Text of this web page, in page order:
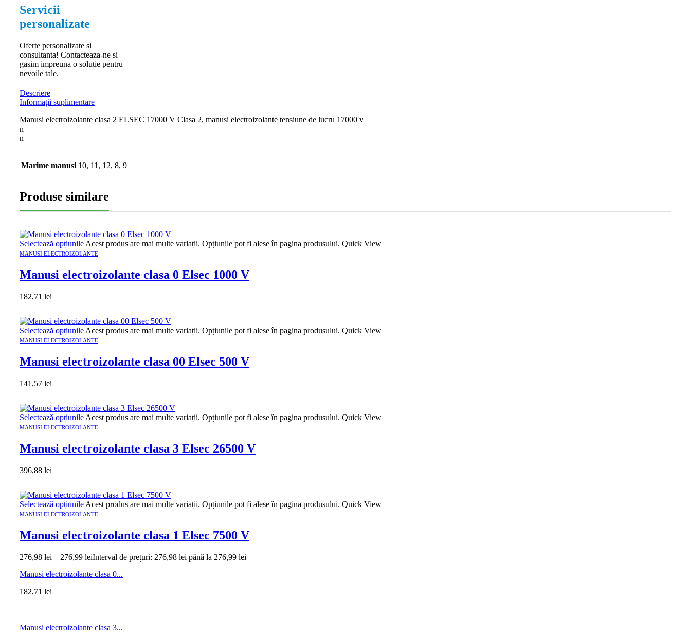
Servicii
personalizate
Oferte personalizate si
consultanta! Contacteaza-ne si
gasim impreuna o solutie pentru
nevoile tale.
Descriere
Informații suplimentare
Manusi electroizolante clasa 2 ELSEC 17000 V Clasa 2, manusi electroizolante tensiune de lucru 17000 v
n
n
Marime manusi 10, 11, 12, 8, 9
Produse similare
Selectează opțiunile Acest produs are mai multe variații. Opțiunile pot fi alese în pagina produsului. Quick View
MANUSI ELECTROIZOLANTE
Manusi electroizolante clasa 0 Elsec 1000 V
182,71 lei
Selectează opțiunile Acest produs are mai multe variații. Opțiunile pot fi alese în pagina produsului. Quick View
MANUSI ELECTROIZOLANTE
Manusi electroizolante clasa 00 Elsec 500 V
141,57 lei
Selectează opțiunile Acest produs are mai multe variații. Opțiunile pot fi alese în pagina produsului. Quick View
MANUSI ELECTROIZOLANTE
Manusi electroizolante clasa 3 Elsec 26500 V
396,88 lei
Selectează opțiunile Acest produs are mai multe variații. Opțiunile pot fi alese în pagina produsului. Quick View
MANUSI ELECTROIZOLANTE
Manusi electroizolante clasa 1 Elsec 7500 V
276,98 lei – 276,99 leiInterval de prețuri: 276,98 lei până la 276,99 lei
Manusi electroizolante clasa 0...
182,71 lei
Manusi electroizolante clasa 3...